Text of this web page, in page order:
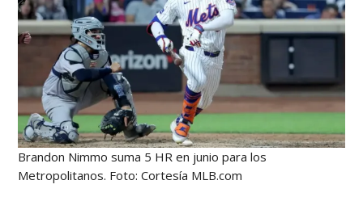
Brandon Nimmo suma 5 HR en junio para los
Metropolitanos. Foto: Cortesía MLB.com